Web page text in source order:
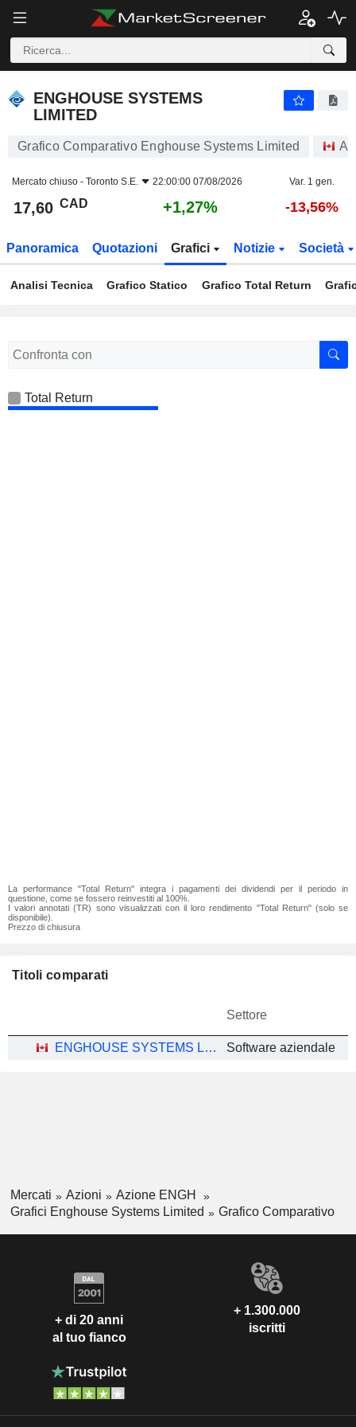
ENGHOUSE SYSTEMS
LIMITED
Grafico Comparativo Enghouse Systems Limited
Mercato chiuso - Toronto S.E. 22:00:00 07/08/2026 Var. 1 gen.
17,60 CAD +1,27% -13,56%
Panoramica Quotazioni Grafici Notizie Società
Analisi Tecnica Grafico Statico Grafico Total Return
Total Return
La performance "Total Return" integra i pagamenti dei dividendi per il periodo in
questione, come se fossero reinvestiti al 100%.
I valori annotati (TR) sono visualizzati con il loro rendimento "Total Return" (solo se
disponibile).
Prezzo di chiusura
Titoli comparati
Settore
ENGHOUSE SYSTEMS LIMITED Software aziendale
Mercati Azioni
Azione ENGH
Grafici Enghouse Systems Limited
Grafico Comparativo
+ di 20 anni
al tuo fianco
+ 1.300.000
iscritti